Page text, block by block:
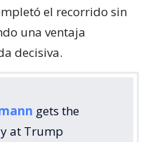
el recorrido sin
una ventaja
decisiva.
gets the
at Trump